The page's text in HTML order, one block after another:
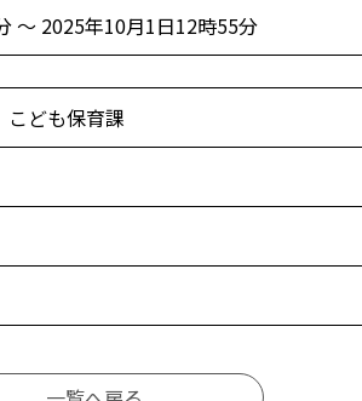
～ 2025年10月1日12時55分
ども保育課